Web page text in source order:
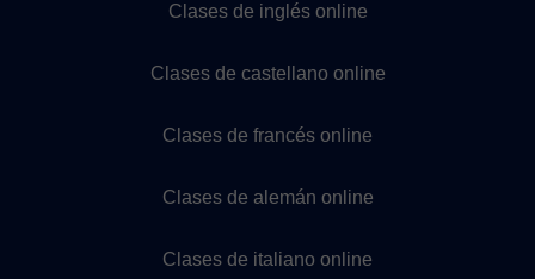
Clases de inglés online
Clases de castellano online
Clases de francés online
Clases de alemán online
Clases de italiano online